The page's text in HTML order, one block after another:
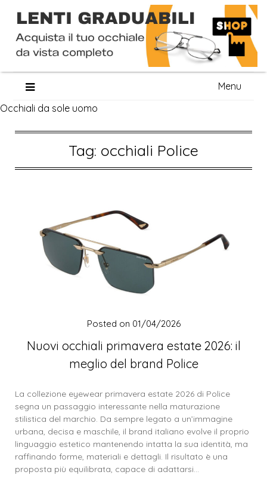
content
Menu
Occhiali da sole uomo
Tag: occhiali Police
Nuovi occhiali primavera estate 2026: il
meglio del brand Police
Posted on 01/04/2026
La collezione eyewear primavera estate 2026 di Police
segna un passaggio interessante nella maturazione
stilistica del marchio. Da sempre legato a un’immagine
urbana, decisa e maschile, il brand italiano evolve il proprio
linguaggio estetico mantenendo intatta la sua identità, ma
raffinando forme, materiali e dettagli. Il risultato è una
proposta più equilibrata, capace di adattarsi…